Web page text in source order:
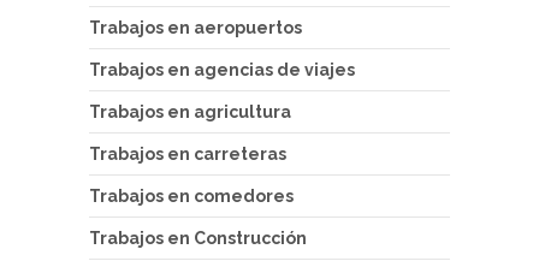
Trabajos en aeropuertos
Trabajos en agencias de viajes
Trabajos en agricultura
Trabajos en carreteras
Trabajos en comedores
Trabajos en Construcción